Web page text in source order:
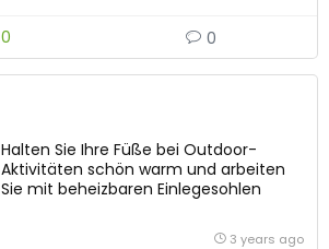
0 0
Halten Sie Ihre Füße bei Outdoor-
Aktivitäten schön warm und arbeiten
Sie mit beheizbaren Einlegesohlen
3 years ago